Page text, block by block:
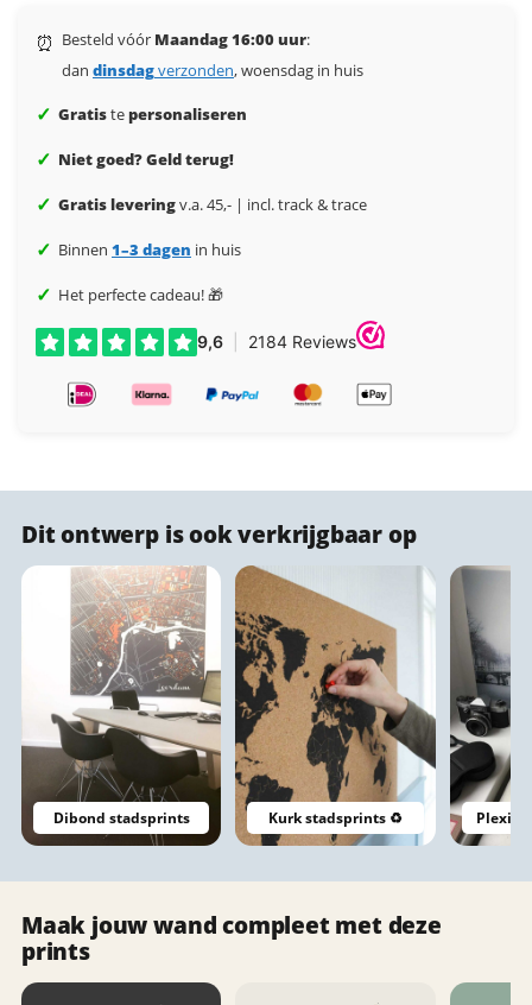
⏰ Besteld vóór Maandag 16:00 uur:
dan dinsdagverzonden, woensdag in huis
✓ Gratistepersonaliseren
✓ Niet goed? Geld terug!
✓ Gratis leveringv.a. 45,- | incl. track & trace
✓ Binnen 1–3 dagen in huis
✓ Het perfecte cadeau! 🎁
Dit ontwerp is ook verkrijgbaar op
Dibond stadsprints Kurk stadsprints ♻️
Maak jouw wand compleet met deze
prints